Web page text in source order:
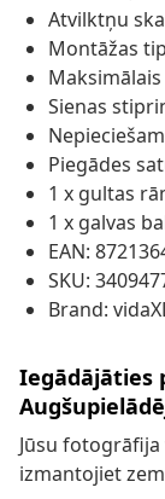
Atvilktņu
Montāžas
Sienas
Piegādes
1 x gultas
1 x galvas
EAN:
SKU:
Brand:
Iegādājāties
Jūsu
izmantojiet